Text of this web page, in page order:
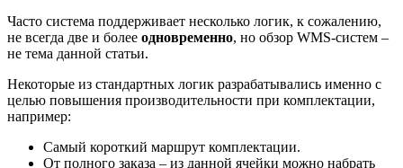
Часто система поддерживает несколько логик, к сожалению,
не всегда две и более одновременно, но обзор WMS-систем –
не тема данной статьи.
Некоторые из стандартных логик разрабатывались именно с
целью повышения производительности при комплектации,
например:
Самый короткий маршрут комплектации.
От полного заказа – из данной ячейки можно набрать